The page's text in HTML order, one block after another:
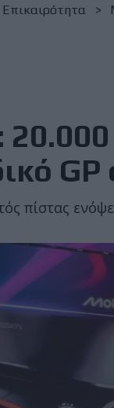
Επικαιρότητα
πίστας